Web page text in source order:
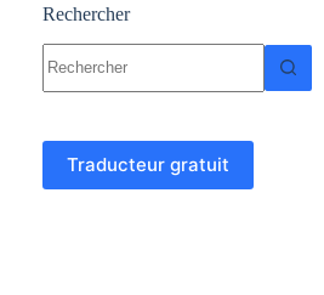
Rechercher
résultat
Traducteur gratuit